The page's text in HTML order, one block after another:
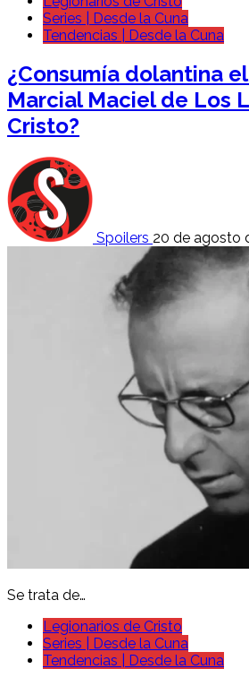
Series | Desde la Cuna
Tendencias | Desde la Cuna
¿Consumía dolantina
Marcial Maciel de Los
Cristo?
Spoilers 20 de agosto
Se trata de…
Legionarios de Cristo
Series | Desde la Cuna
Tendencias | Desde la Cuna